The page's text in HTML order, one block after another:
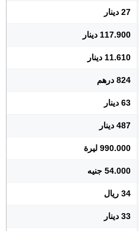
27 دينار
117.900 دينار
11.610 دينار
824 درهم
63 دينار
487 دينار
990.000 ليرة
54.000 جنيه
34 ريال
33 دينار